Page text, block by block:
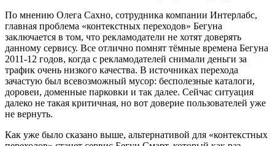
По мнению Олега Сахно, сотрудника компании Интерлабс,
главная проблема «контекстных переходов» Бегуна
заключается в том, что рекламодатели не хотят доверять
данному сервису. Все отлично помнят тёмные времена Бегуна
2011-12 годов, когда с рекламодателей снимали деньги за
трафик очень низкого качества. В источниках перехода
зачастую был всевозможный мусор: бесполезные каталоги,
доровеи, доменные парковки и так далее. Сейчас ситуация
далеко не такая критичная, но вот доверие пользователей уже
не вернуть.
Как уже было сказано выше, альтернативой для «контекстных